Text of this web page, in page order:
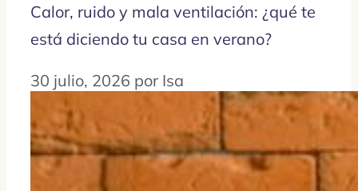
Calor, ruido y mala ventilación: ¿qué te
está diciendo tu casa en verano?
30 julio, 2026 por Isa